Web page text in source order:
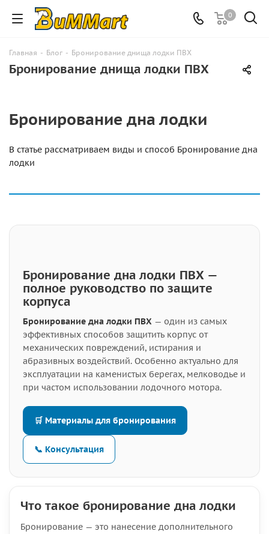
0
Главная - Блог - Бронирование днища лодки ПВХ
Бронирование днища лодки ПВХ
Бронирование дна лодки
В статье рассматриваем виды и способ Бронирование дна
лодки
Бронирование дна лодки ПВХ —
полное руководство по защите
корпуса
Бронирование дна лодки ПВХ — один из самых
эффективных способов защитить корпус от
механических повреждений, истирания и
абразивных воздействий. Особенно актуально для
эксплуатации на каменистых берегах, мелководье и
при частом использовании лодочного мотора.
🛒 Материалы для бронирования
📞 Консультация
Что такое бронирование дна лодки
Бронирование — это нанесение дополнительного